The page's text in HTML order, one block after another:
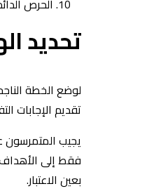
تحديد
لوضع الخطة
تقديم الإجابات
يجيب المتمرسون
فقط إلى
بعين الاعتبار.